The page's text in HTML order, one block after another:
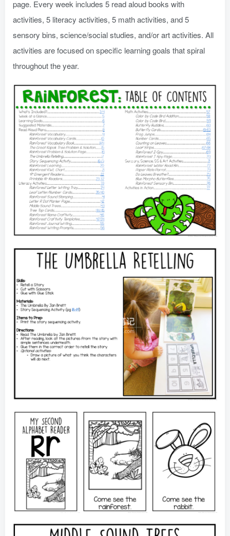
page. Every week includes 5 read aloud books with
activities, 5 literacy activities, 5 math activities, and 5
sensory bins, science/social studies, and/or art activities. All
activities are focused on specific learning goals that spiral
throughout the year.